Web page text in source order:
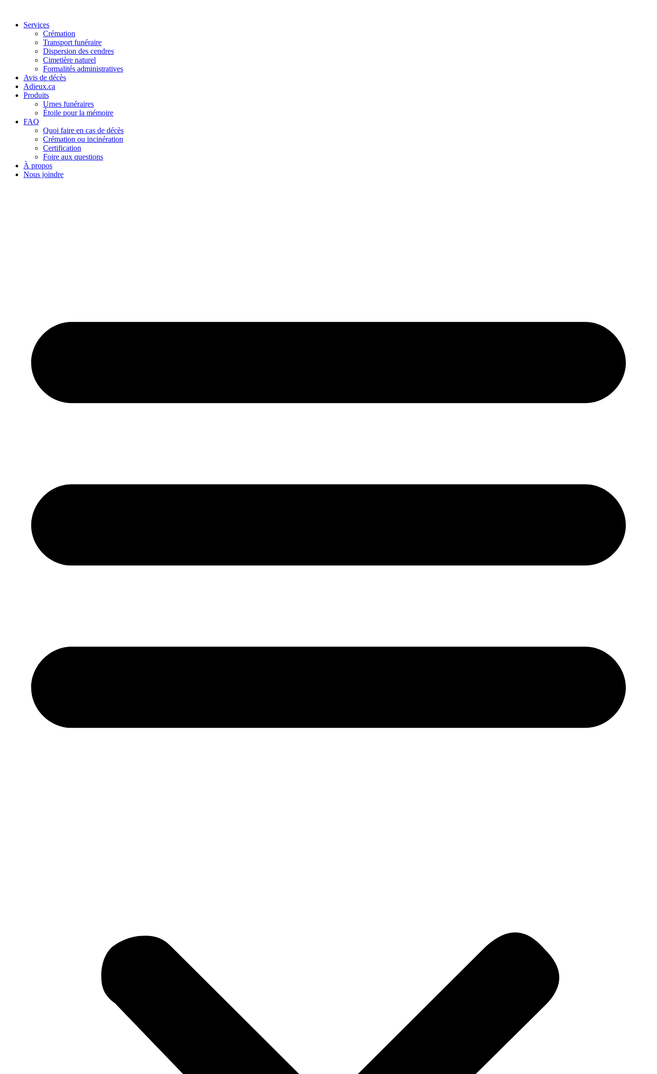
Services
Crémation
Transport funéraire
Dispersion des cendres
Cimetière naturel
Formalités administratives
Avis de décès
Adieux.ca
Produits
Urnes funéraires
Étoile pour la mémoire
FAQ
Quoi faire en cas de décès
Crémation ou incinération
Certification
Foire aux questions
À propos
Nous joindre